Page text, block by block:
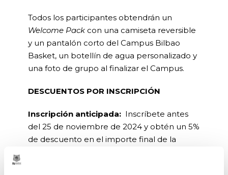
Todos los participantes obtendrán un
Welcome Pack con una camiseta reversible
y un pantalón corto del Campus Bilbao
Basket, un botellín de agua personalizado y
una foto de grupo al finalizar el Campus.
DESCUENTOS POR INSCRIPCIÓN
Inscripción anticipada: Inscríbete antes
del 25 de noviembre de 2024 y obtén un 5%
de descuento en el importe final de la